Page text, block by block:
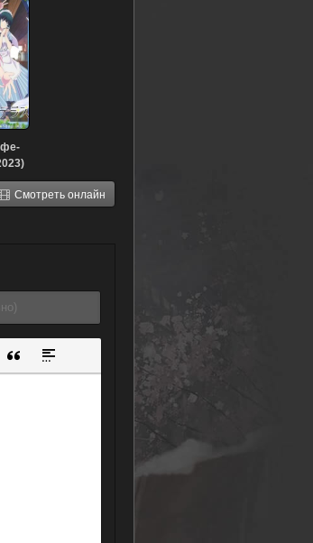
Смотреть онлайн
ссылку
скрытого текста
цитаты
Вставка спойлера